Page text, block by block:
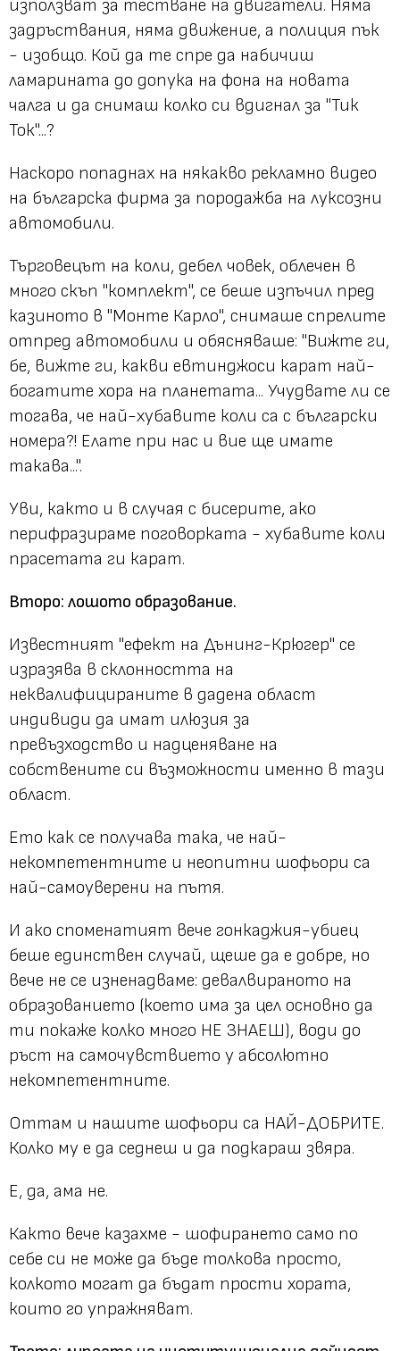
използват за тестване на двигатели. Няма
задръствания, няма движение, а полиция пък
- изобщо. Кой да те спре да набичиш
ламарината до допука на фона на новата
чалга и да снимаш колко си вдигнал за "Тик
Ток"...?
Наскоро попаднах на някакво рекламно видео
на българска фирма за породажба на луксозни
автомобили.
Търговецът на коли, дебел човек, облечен в
много скъп "комплект", се беше изпъчил пред
казиното в "Монте Карло", снимаше спрелите
отпред автомобили и обясняваше: "Вижте ги,
бе, вижте ги, какви евтинджоси карат най-
богатите хора на планетата... Учудвате ли се
тогава, че най-хубавите коли са с български
номера?! Елате при нас и вие ще имате
такава...".
Уви, както и в случая с бисерите, ако
перифразираме поговорката - хубавите коли
прасетата ги карат.
Второ: лошото образование.
Известният "ефект на Дънинг-Крюгер" се
изразява в склонността на
неквалифицираните в дадена област
индивиди да имат илюзия за
превъзходство и надценяване на
собствените си възможности именно в тази
област.
Ето как се получава така, че най-
некомпетентните и неопитни шофьори са
най-самоуверени на пътя.
И ако споменатият вече гонкаджия-убиец
беше единствен случай, щеше да е добре, но
вече не се изненадваме: девалвираното на
образованието (което има за цел основно да
ти покаже колко много НЕ ЗНАЕШ), води до
ръст на самочувствието у абсолютно
некомпетентните.
Оттам и нашите шофьори са НАЙ-ДОБРИТЕ.
Колко му е да седнеш и да подкараш звяра.
Е, да, ама не.
Както вече казахме - шофирането само по
себе си не може да бъде толкова просто,
колкото могат да бъдат прости хората,
които го упражняват.